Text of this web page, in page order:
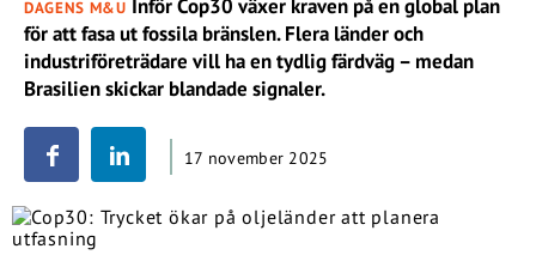
DAGENS M&U Inför Cop30 växer kraven på en global plan
för att fasa ut fossila bränslen. Flera länder och
industriföreträdare vill ha en tydlig färdväg – medan
Brasilien skickar blandade signaler.
17 november 2025